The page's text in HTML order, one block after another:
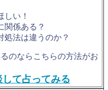
い！
関係ある？
処法は違うのか？
のならこちらの方法がお
て占ってみる